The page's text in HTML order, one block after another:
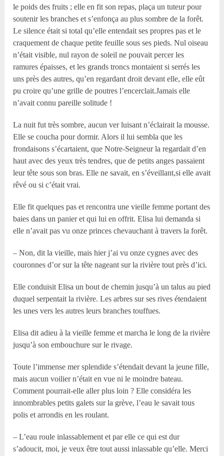
le poids des fruits ; elle en fit son repas, plaça un tuteur pour
soutenir les branches et s’enfonça au plus sombre de la forêt.
Le silence était si total qu’elle entendait ses propres pas et le
craquement de chaque petite feuille sous ses pieds. Nul oiseau
n’était visible, nul rayon de soleil ne pouvait percer les
ramures épaisses, et les grands troncs montaient si serrés les
uns près des autres, qu’en regardant droit devant elle, elle eût
pu croire qu’une grille de poutres l’encerclait.Jamais elle
n’avait connu pareille solitude !
La nuit fut très sombre, aucun ver luisant n’éclairait la mousse.
Elle se coucha pour dormir. Alors il lui sembla que les
frondaisons s’écartaient, que Notre-Seigneur la regardait d’en
haut avec des yeux très tendres, que de petits anges passaient
leur tête sous son bras. Elle ne savait, en s’éveillant,si elle avait
rêvé ou si c’était vrai.
Elle fit quelques pas et rencontra une vieille femme portant des
baies dans un panier et qui lui en offrit. Elisa lui demanda si
elle n’avait pas vu onze princes chevauchant à travers la forêt.
– Non, dit la vieille, mais hier j’ai vu onze cygnes avec des
couronnes d’or sur la tête nageant sur la rivière tout près d’ici.
Elle conduisit Elisa un bout de chemin jusqu’à un talus au pied
duquel serpentait la rivière. Les arbres sur ses rives étendaient
les unes vers les autres leurs branches touffues.
Elisa dit adieu à la vieille femme et marcha le long de la rivière
jusqu’à son embouchure sur le rivage.
Toute l’immense mer splendide s’étendait devant la jeune fille,
mais aucun voilier n’était en vue ni le moindre bateau.
Comment pourrait-elle aller plus loin ? Elle considéra les
innombrables petits galets sur la grève, l’eau le savait tous
polis et arrondis en les roulant.
– L’eau roule inlassablement et par elle ce qui est dur
s’adoucit, moi, je veux être tout aussi inlassable qu’elle. Merci